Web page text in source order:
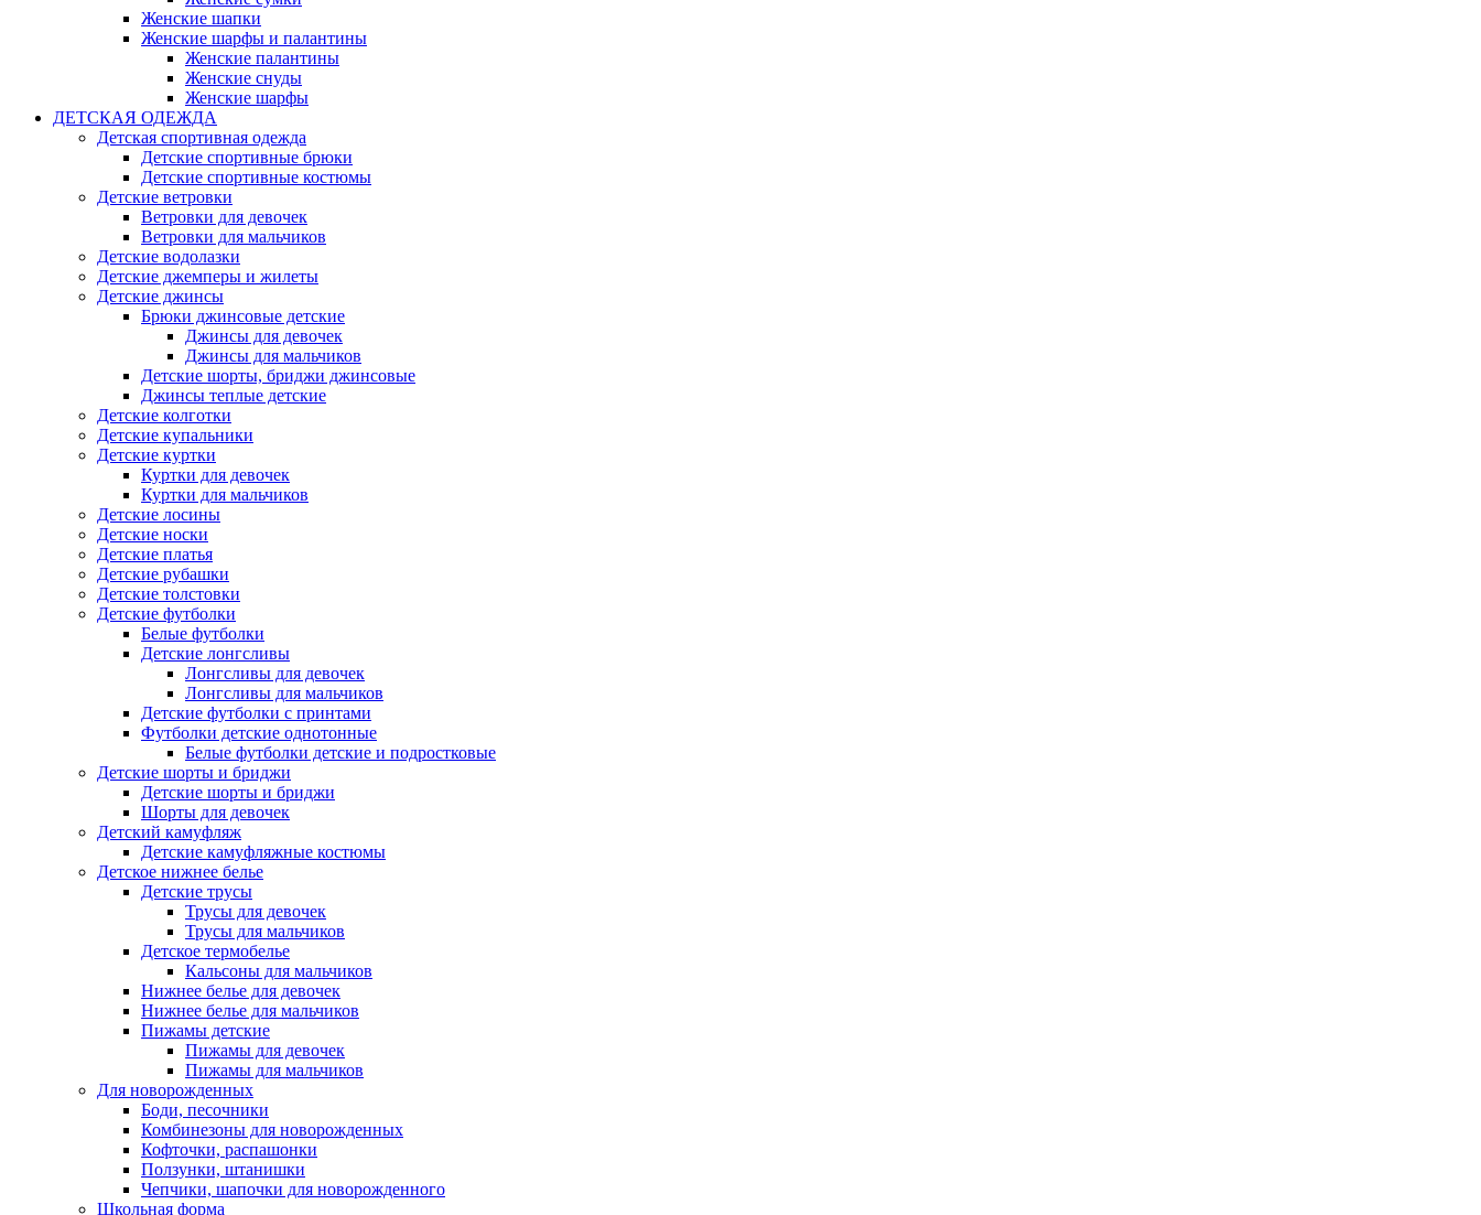
Женские шапки
Женские шарфы и палантины
Женские палантины
Женские снуды
Женские шарфы
ДЕТСКАЯ ОДЕЖДА
Детская спортивная одежда
Детские спортивные брюки
Детские спортивные костюмы
Детские ветровки
Ветровки для девочек
Ветровки для мальчиков
Детские водолазки
Детские джемперы и жилеты
Детские джинсы
Брюки джинсовые детские
Джинсы для девочек
Джинсы для мальчиков
Детские шорты, бриджи джинсовые
Джинсы теплые детские
Детские колготки
Детские купальники
Детские куртки
Куртки для девочек
Куртки для мальчиков
Детские лосины
Детские носки
Детские платья
Детские рубашки
Детские толстовки
Детские футболки
Белые футболки
Детские лонгсливы
Лонгсливы для девочек
Лонгсливы для мальчиков
Детские футболки с принтами
Футболки детские однотонные
Белые футболки детские и подростковые
Детские шорты и бриджи
Детские шорты и бриджи
Шорты для девочек
Детский камуфляж
Детские камуфляжные костюмы
Детское нижнее белье
Детские трусы
Трусы для девочек
Трусы для мальчиков
Детское термобелье
Кальсоны для мальчиков
Нижнее белье для девочек
Нижнее белье для мальчиков
Пижамы детские
Пижамы для девочек
Пижамы для мальчиков
Для новорожденных
Боди, песочники
Комбинезоны для новорожденных
Кофточки, распашонки
Ползунки, штанишки
Чепчики, шапочки для новорожденного
Школьная форма